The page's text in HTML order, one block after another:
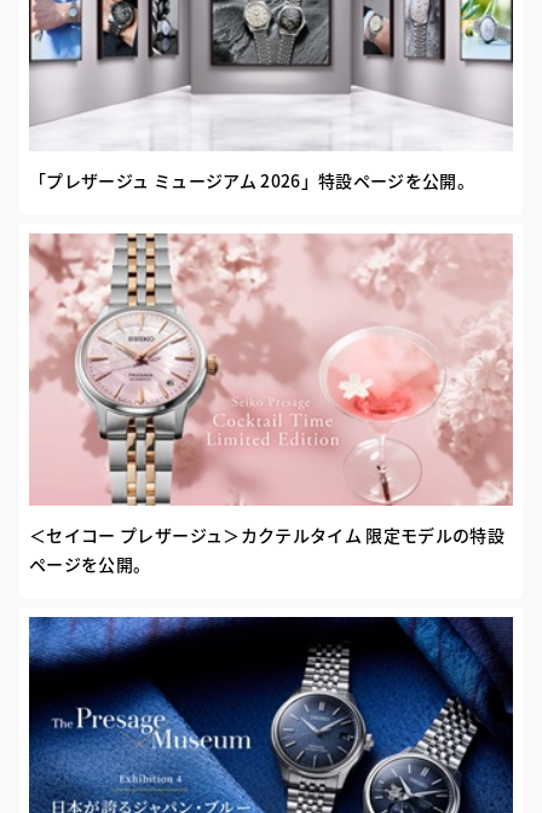
「プレザージュ ミュージアム 2026」特設ページを公開。
＜セイコー プレザージュ＞カクテルタイム 限定モデルの特設
ページを公開。